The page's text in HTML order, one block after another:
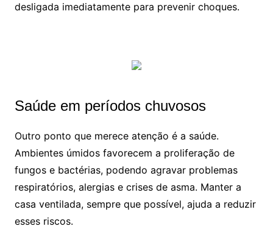
desligada imediatamente para prevenir choques.
Saúde em períodos chuvosos
Outro ponto que merece atenção é a saúde.
Ambientes úmidos favorecem a proliferação de
fungos e bactérias, podendo agravar problemas
respiratórios, alergias e crises de asma. Manter a
casa ventilada, sempre que possível, ajuda a reduzir
esses riscos.